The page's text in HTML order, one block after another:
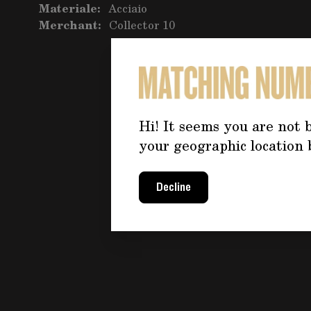
Hi! It seems you are not
your geographic location
Decline
Materiale: Acciaio
Merchant: Collector 10